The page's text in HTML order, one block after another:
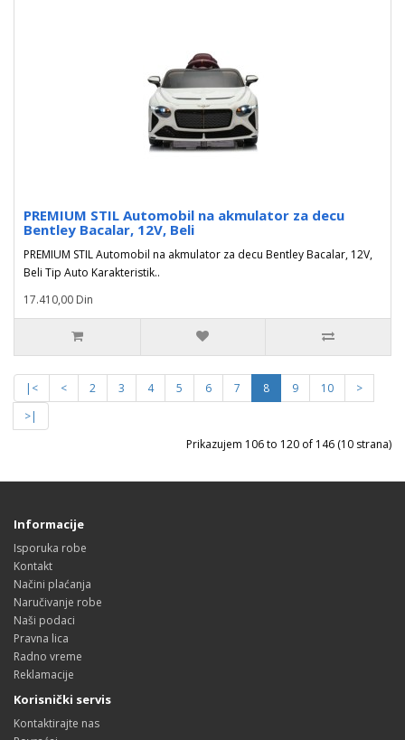
PREMIUM STIL Automobil na akmulator za decu
Bentley Bacalar, 12V, Beli
PREMIUM STIL Automobil na akmulator za decu Bentley Bacalar, 12V,
Beli Tip Auto Karakteristik..
17.410,00 Din
|< < 2 3 4 5 6 7 8 9 10
>
>|
Prikazujem 106 to 120 of 146 (10 strana)
Informacije
Isporuka robe
Kontakt
Načini plaćanja
Naručivanje robe
Naši podaci
Pravna lica
Radno vreme
Reklamacije
Korisnički servis
Kontaktirajte nas